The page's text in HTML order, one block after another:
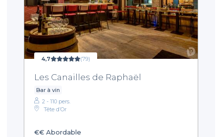
4,7 (79)
Les Canailles de Raphaël
Bar à vin
2 - 110 pers.
Tête d’Or
€€ Abordable